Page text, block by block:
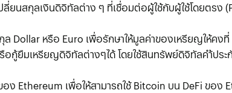
นสกุลเงินดิจิทัลต่าง ๆ ที่เชื่อมต่อผู้ใช้กับผู้ใช้โดยตรง
Dollar หรือ Euro เพื่อรักษาให้มูลค่าของเหรียญให้คงที่
ยืมเหรียญดิจิทัลต่างๆได้ โดยใช้สินทรัพย์ดิจิทัลคำ้ประ
Ethereum เพื่อให้สามารถใช้ Bitcoin บน DeFi ของ